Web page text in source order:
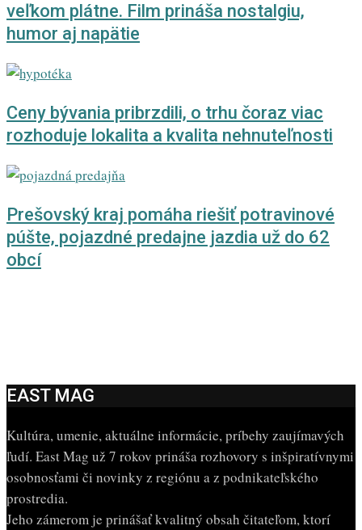
veľkom plátne. Film prináša nostalgiu,
humor aj napätie
Ceny bývania pribrzdili, o trhu čoraz viac
rozhoduje lokalita a kvalita nehnuteľnosti
Prešovský kraj pomáha riešiť potravinové
púšte, pojazdné predajne jazdia už do 62
obcí
EAST MAG
Kultúra, umenie, aktuálne informácie, príbehy zaujímavých
ľudí. East Mag už 7 rokov prináša rozhovory s inšpiratívnymi
osobnosťami či novinky z regiónu a z podnikateľského
prostredia.
Jeho zámerom je prinášať kvalitný obsah čitateľom, ktorí